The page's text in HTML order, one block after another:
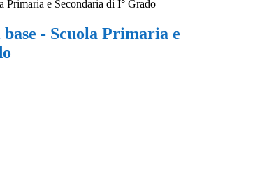
Primaria e Secondaria di I° Grado
- Scuola Primaria e